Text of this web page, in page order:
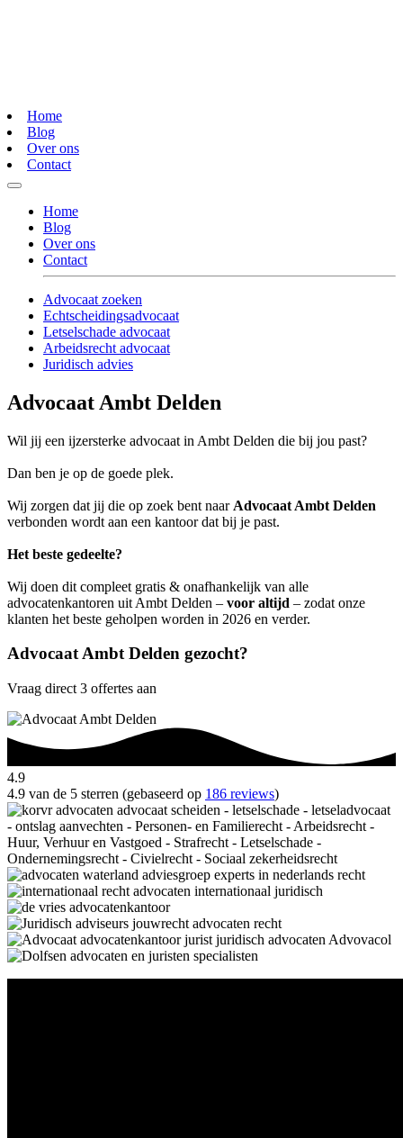
Home
Blog
Over ons
Contact
Home
Blog
Over ons
Contact
Advocaat zoeken
Echtscheidingsadvocaat
Letselschade advocaat
Arbeidsrecht advocaat
Juridisch advies
Advocaat Ambt Delden
Wil jij een ijzersterke advocaat in Ambt Delden die bij jou past?
Dan ben je op de goede plek.
Wij zorgen dat jij die op zoek bent naar Advocaat Ambt Delden
verbonden wordt aan een kantoor dat bij je past.
Het beste gedeelte?
Wij doen dit compleet gratis & onafhankelijk van alle
advocatenkantoren uit Ambt Delden – voor altijd – zodat onze
klanten het beste geholpen worden in 2026 en verder.
Advocaat Ambt Delden gezocht?
Vraag direct 3 offertes aan
4.9
4.9 van de 5 sterren (gebaseerd op 186 reviews)